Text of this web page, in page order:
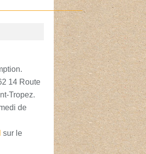
14 Route
Tropez.
de
sur le